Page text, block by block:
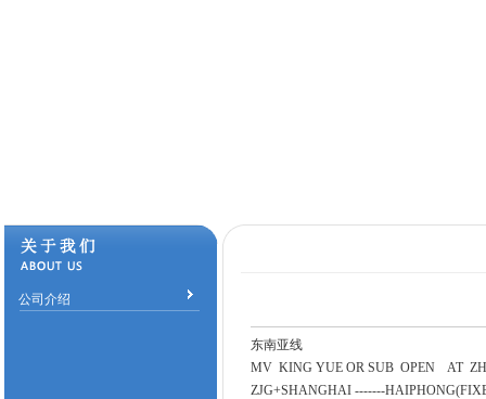
公司介绍
东南亚线
MV KING YUE OR SUB OPEN AT
ZJG+SHANGHAI -------